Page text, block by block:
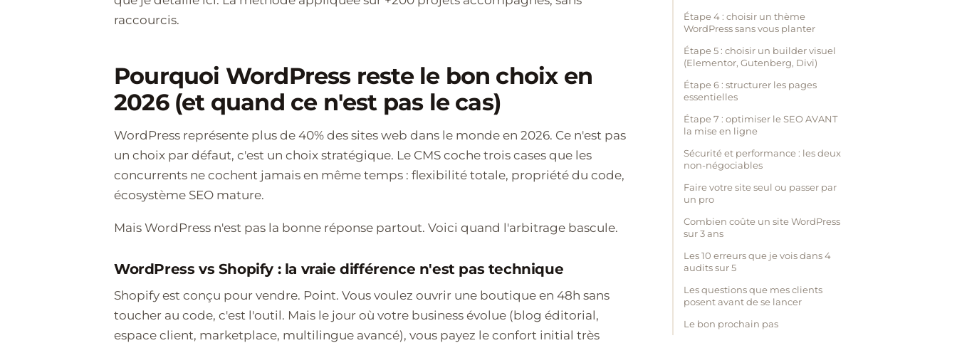
raccourcis.
Pourquoi WordPress reste le bon choix en
2026 (et quand ce n'est pas le cas)
WordPress représente plus de 40% des sites web dans le monde en 2026. Ce n'est pas
un choix par défaut, c'est un choix stratégique. Le CMS coche trois cases que les
concurrents ne cochent jamais en même temps : flexibilité totale, propriété du code,
écosystème SEO mature.
Mais WordPress n'est pas la bonne réponse partout. Voici quand l'arbitrage bascule.
WordPress vs Shopify : la vraie différence n'est pas technique
Shopify est conçu pour vendre. Point. Vous voulez ouvrir une boutique en 48h sans
toucher au code, c'est l'outil. Mais le jour où votre business évolue (blog éditorial,
espace client, marketplace, multilingue avancé), vous payez le confort initial très
Étape 4 : choisir un thème
WordPress sans vous planter
Étape 5 : choisir un builder visuel
(Elementor, Gutenberg, Divi)
Étape 6 : structurer les pages
essentielles
Étape 7 : optimiser le SEO AVANT
la mise en ligne
Sécurité et performance : les deux
non-négociables
Faire votre site seul ou passer par
un pro
Combien coûte un site WordPress
sur 3 ans
Les 10 erreurs que je vois dans 4
audits sur 5
Les questions que mes clients
posent avant de se lancer
Le bon prochain pas